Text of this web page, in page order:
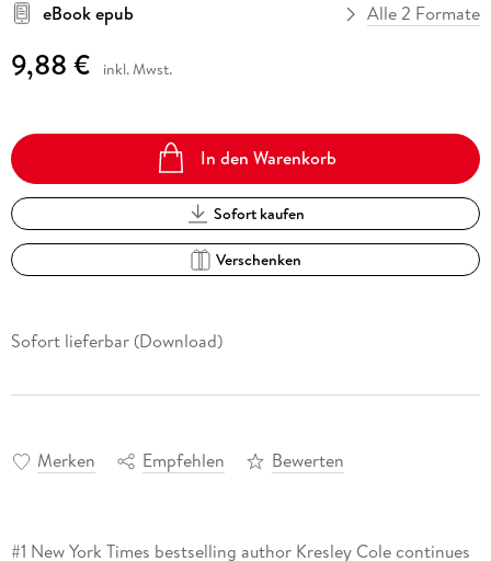
eBook epub
Alle 2 Formate
9,88 € inkl. Mwst.
In den Warenkorb
Sofort kaufen
Verschenken
Sofort lieferbar (Download)
Merken Empfehlen Bewerten
#1 New York Times bestselling author Kresley Cole continues